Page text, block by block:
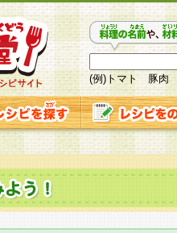
(例)トマト 豚肉